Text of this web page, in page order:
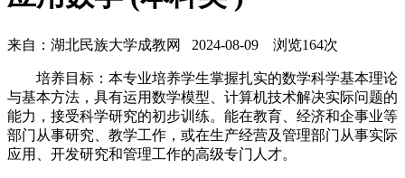
来自：湖北民族大学成教网 2024-08-09 浏览164次
培养目标：本专业培养学生掌握扎实的数学科学基本理论
与基本方法，具有运用数学模型、计算机技术解决实际问题的
能力，接受科学研究的初步训练。能在教育、经济和企事业等
部门从事研究、教学工作，或在生产经营及管理部门从事实际
应用、开发研究和管理工作的高级专门人才。